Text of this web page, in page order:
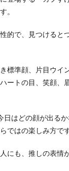
。
的で、見つけると
標準顔、片目ウイ
ートの目、笑顔、
日はどの顔が出る
ではの楽しみ方です
にも、推しの表情